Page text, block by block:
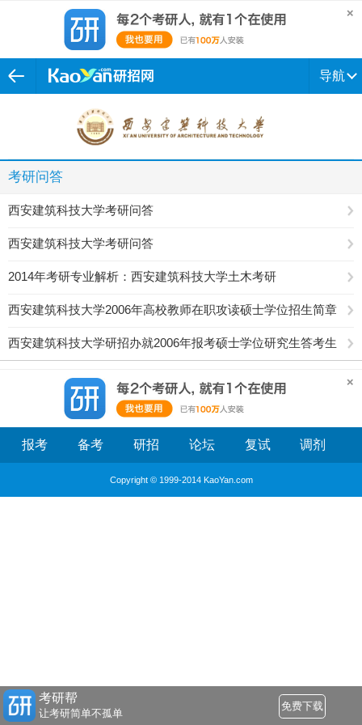
导航
考研问答
西安建筑科技大学考研问答
西安建筑科技大学考研问答
2014年考研专业解析：西安建筑科技大学土木考研
西安建筑科技大学2006年高校教师在职攻读硕士学位招生简章
西安建筑科技大学研招办就2006年报考硕士学位研究生答考生
报考 备考 研招 论坛 复试 调剂
Copyright © 1999-2014 KaoYan.com
考研帮
让考研简单不孤单
免费下载